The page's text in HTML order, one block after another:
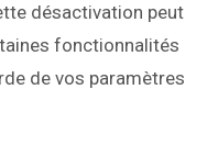
désactivation peut
fonctionnalités
de vos paramètres